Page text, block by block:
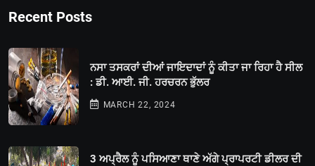
Recent Posts
ਨਸਾ ਤਸਕਰਾਂ ਦੀਆਂ ਜਾਇਦਾਦਾਂ ਨੂੰ ਕੀਤਾ ਜਾ ਰਿਹਾ ਹੈ ਸੀਲ
: ਡੀ. ਆਈ. ਜੀ. ਹਰਚਰਨ ਭੁੱਲਰ
MARCH 22, 2024
3 ਅਪ੍ਰੈਲ ਨੂੰ ਪਸਿਆਣਾ ਥਾਣੇ ਅੱਗੇ ਪ੍ਰਾਪਰਟੀ ਡੀਲਰ ਦੀ